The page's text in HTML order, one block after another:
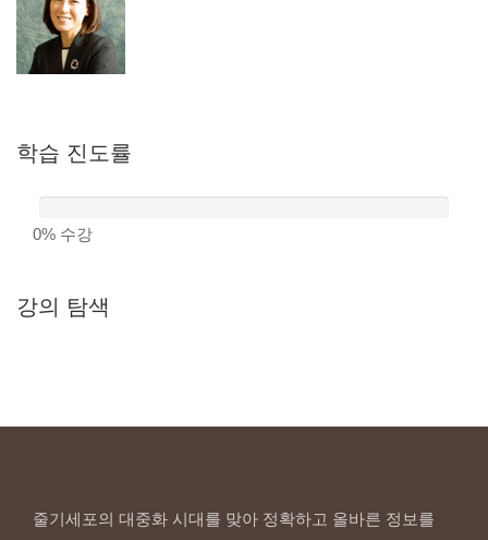
학습 진도률
0% 수강
강의 탐색
줄기세포의 대중화 시대를 맞아 정확하고 올바른 정보를